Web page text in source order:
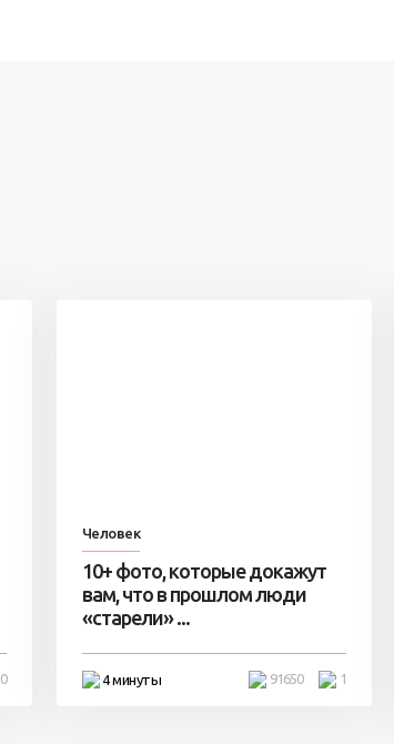
0
Человек
10+ фото, которые докажут
вам, что в прошлом люди
«старели» ...
4 минуты 1
91650